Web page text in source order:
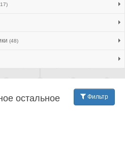
(48)
Фильтр
остальное